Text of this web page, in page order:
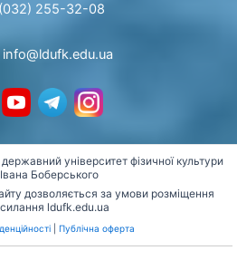
255-32-08
університет фізичної культури
Івана Боберського
дозволяється за умови розміщення
ldufk.edu.ua
Публічна оферта